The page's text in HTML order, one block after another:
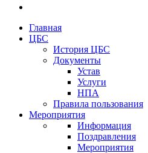
Главная
ЦБС
История ЦБС
Документы
Устав
Услуги
НПА
Правила пользования
Мероприятия
Информация
Поздравления
Мероприятия